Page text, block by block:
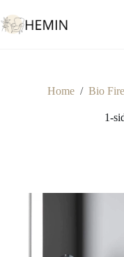
Home / Bio
1-